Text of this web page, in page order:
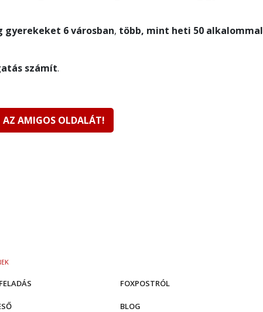
6 városban, több, mint heti 50 alkalommal
számít.
AZ AMIGOS OLDALÁT!
FOXPOSTRÓL
BLOG